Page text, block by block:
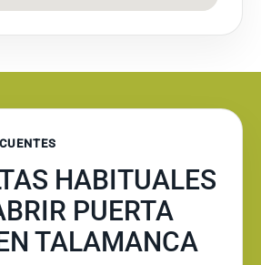
HABITUALES
PUERTA
TALAMANCA